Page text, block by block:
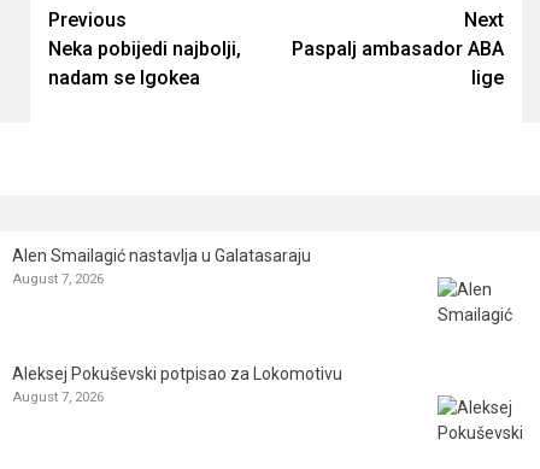
Continue
Reading
Previous
Neka pobijedi najbolji,
nadam se Igokea
Next
Paspalj ambasador ABA
lige
Alen Smailagić nastavlja u Galatasaraju
August 7, 2026
Aleksej Pokuševski potpisao za Lokomotivu
August 7, 2026